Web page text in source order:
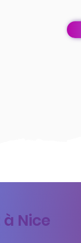
Nice